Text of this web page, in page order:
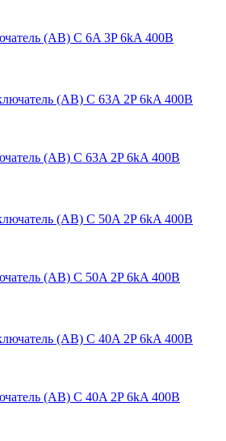
(АВ) C 6A 3P 6kA 400В
(АВ) C 63A 2P 6kA 400В
(АВ) C 50A 2P 6kA 400В
(АВ) C 40A 2P 6kA 400В